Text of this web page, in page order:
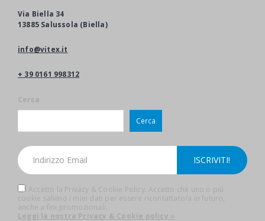
Via Biella 34
13885 Salussola (Biella)
info@vitex.it
+ 39 0161 998312
Cerca
Cerca
Accetto la Privacy & Cookie Policy. Accetto che uno o più
cookie salvino i miei dati per essere ricontattato/a in futuro,
anche a fini promozionali.
Leggi la nostra Privacy & Cookie policy »